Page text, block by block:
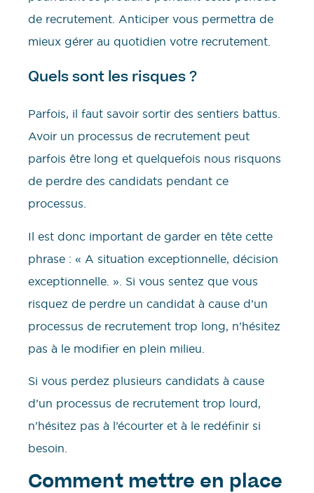
de recrutement. Anticiper vous permettra de
mieux gérer au quotidien votre recrutement.
Quels sont les risques ?
Parfois, il faut savoir sortir des sentiers battus.
Avoir un processus de recrutement peut
parfois être long et quelquefois nous risquons
de perdre des candidats pendant ce
processus.
Il est donc important de garder en tête cette
phrase : « A situation exceptionnelle, décision
exceptionnelle. ». Si vous sentez que vous
risquez de perdre un candidat à cause d’un
processus de recrutement trop long, n’hésitez
pas à le modifier en plein milieu.
Si vous perdez plusieurs candidats à cause
d’un processus de recrutement trop lourd,
n’hésitez pas à l’écourter et à le redéfinir si
besoin.
Comment mettre en place